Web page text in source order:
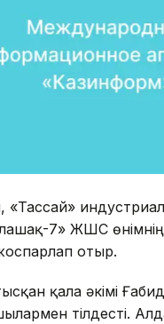
«Тассай»
7» ЖШС
отыр.
қала әкімі
тілдесті.